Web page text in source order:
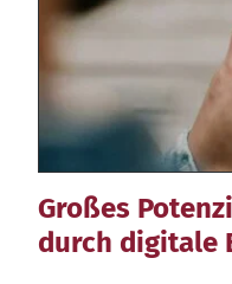
Großes
durch digitale